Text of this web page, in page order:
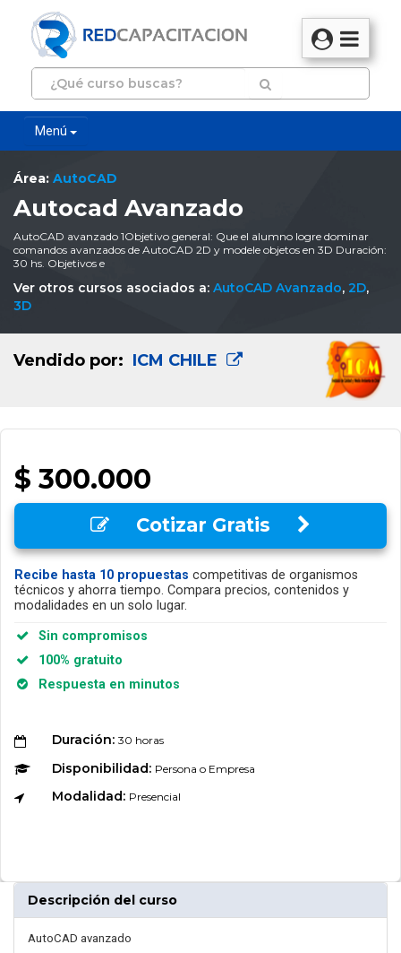
Menú
Área: AutoCAD
Autocad Avanzado
AutoCAD avanzado 1Objetivo general: Que el alumno logre dominar
comandos avanzados de AutoCAD 2D y modele objetos en 3D Duración:
30 hs. Objetivos e
Ver otros cursos asociados a: AutoCAD Avanzado, 2D,
3D
Vendido por: ICM CHILE
$ 300.000
Cotizar Gratis
Recibe hasta 10 propuestas competitivas de organismos
técnicos y ahorra tiempo. Compara precios, contenidos y
modalidades en un solo lugar.
Sin compromisos
100% gratuito
Respuesta en minutos
Duración: 30 horas
Disponibilidad: Persona o Empresa
Modalidad: Presencial
Descripción del curso
AutoCAD avanzado